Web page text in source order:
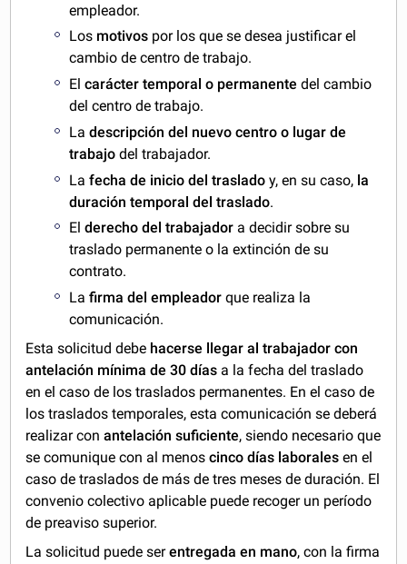
empleador.
Los motivos por los que se desea justificar el
cambio de centro de trabajo.
Elcarácter temporal o permanente del cambio
del centro de trabajo.
Ladescripción del nuevo centro o lugar de
trabajodel trabajador.
La fecha de inicio del trasladoy, en su caso, la
duración temporal del traslado.
Elderecho del trabajador a decidir sobre su
traslado permanente o la extinción de su
contrato.
La firma del empleadorque realiza la
comunicación.
Esta solicitud debe hacerse llegar al trabajador con
antelación mínima de 30 días a la fecha del traslado
en el caso de los traslados permanentes. En el caso de
los traslados temporales, esta comunicación se deberá
realizar conantelación suficiente, siendo necesario que
se comunique con al menos cinco días laborales en el
caso de traslados de más de tres meses de duración. El
convenio colectivo aplicable puede recoger un período
de preaviso superior.
La solicitud puede serentregada en mano, con la firma